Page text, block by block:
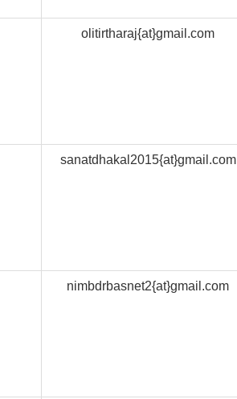
olitirtharaj{at}gmail.com
sanatdhakal2015{at}gmail.com
nimbdrbasnet2{at}gmail.com